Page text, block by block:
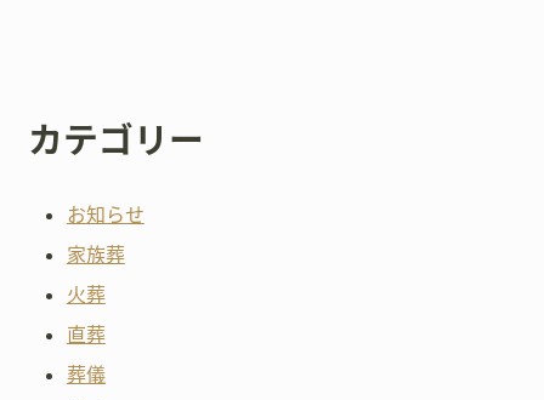
カテゴリー
お知らせ
家族葬
火葬
直葬
葬儀